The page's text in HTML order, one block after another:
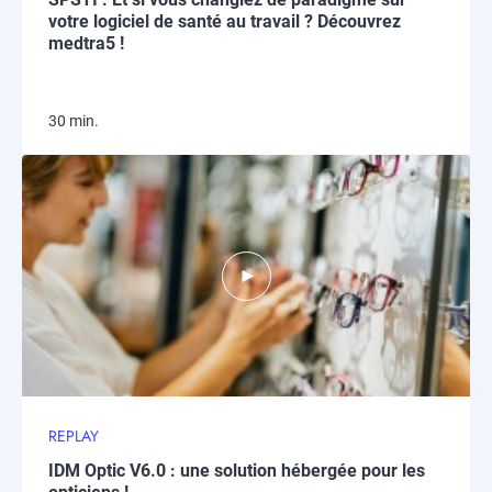
votre logiciel de santé au travail ? Découvrez
medtra5 !
30 min.
REPLAY
IDM Optic V6.0 : une solution hébergée pour les